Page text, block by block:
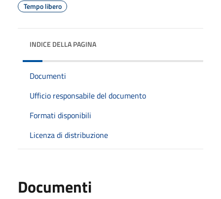
Tempo libero
INDICE DELLA PAGINA
Documenti
Ufficio responsabile del documento
Formati disponibili
Licenza di distribuzione
Documenti